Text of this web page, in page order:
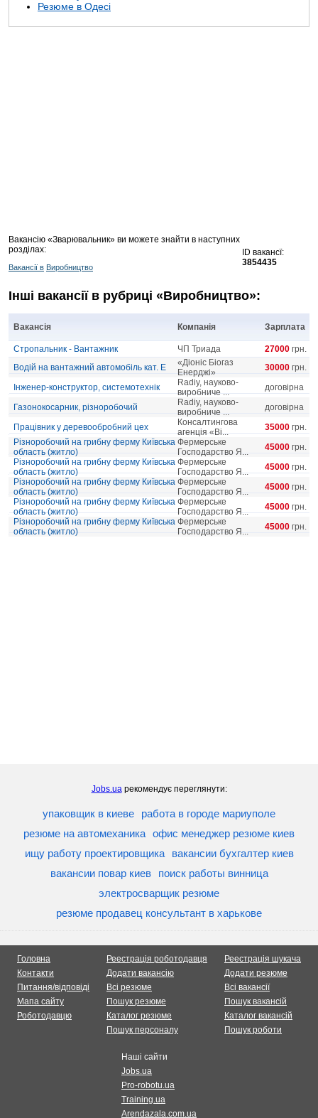
Резюме в Одесі
Вакансію «Зварювальник» ви можете знайти в наступних
розділах:
Вакансії в Виробництво
ID вакансї:
3854435
Інші вакансії в рубриці «Виробництво»:
Вакансія Компанія Зарплата
Стропальник - Вантажник ЧП Триада 27000 грн.
Водій на вантажний автомобіль кат. Е
«Діоніс Біогаз
Енерджі»
30000 грн.
Інженер-конструктор, системотехнік
Radiy, науково-
виробниче ...
договірна
Газонокосарник, різноробочий
Radiy, науково-
виробниче ...
договірна
Працівник у деревообробний цех
Консалтингова
агенція «Ві...
35000 грн.
Різноробочий на грибну ферму Київська
область (житло)
Фермерське
Господарство Я...
45000 грн.
Різноробочий на грибну ферму Київська
область (житло)
Фермерське
Господарство Я...
45000 грн.
Різноробочий на грибну ферму Київська
область (житло)
Фермерське
Господарство Я...
45000 грн.
Різноробочий на грибну ферму Київська
область (житло)
Фермерське
Господарство Я...
45000 грн.
Різноробочий на грибну ферму Київська
область (житло)
Фермерське
Господарство Я...
45000 грн.
Jobs.uaрекомендує переглянути:
упаковщик в киеве
работа в городе мариуполе
резюме на автомеханика офис менеджер резюме киев
ищу работу проектировщика
вакансии бухгалтер киев
вакансии повар киев
поиск работы винница
электросварщик резюме
резюме продавец консультант в харькове
Головна
Контакти
Питання/відповіді
Мапа сайту
Роботодавцю
Реестрація роботодавця
Додати вакансію
Всі резюме
Пошук резюме
Каталог резюме
Пошук персоналу
Реестрація шукача
Додати резюме
Всі вакансії
Пошук вакансій
Каталог вакансій
Пошук роботи
Наші сайти
Jobs.ua
Pro-robotu.ua
Training.ua
Arendazala.com.ua